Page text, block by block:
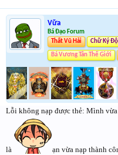
Vữa
Bá Đạo Forum
Thất Vũ Hải
Chữ Ký
Bá Vương Tân Thế Giới
Lỗi không nạp được thẻ: Mình
là ạn vừa nạp thành